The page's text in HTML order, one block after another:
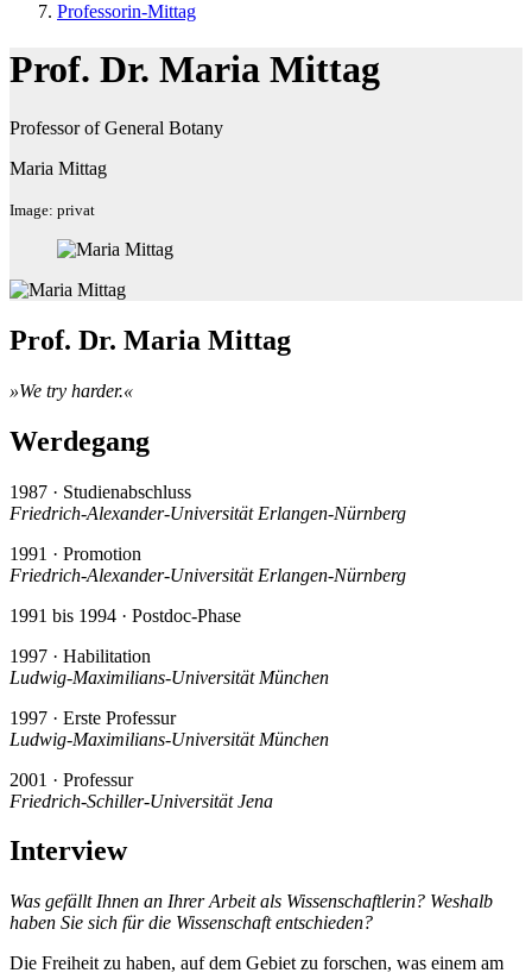
Professorin-Mittag
Prof. Dr. Maria Mittag
Professor of General Botany
Maria Mittag
Image: privat
Prof. Dr. Maria Mittag
»We try harder.«
Werdegang
1987 · Studienabschluss
Friedrich-Alexander-Universität Erlangen-Nürnberg
1991 · Promotion
Friedrich-Alexander-Universität Erlangen-Nürnberg
1991 bis 1994 · Postdoc-Phase
1997 · Habilitation
Ludwig-Maximilians-Universität München
1997 · Erste Professur
Ludwig-Maximilians-Universität München
2001 · Professur
Friedrich-Schiller-Universität Jena
Interview
Was gefällt Ihnen an Ihrer Arbeit als Wissenschaftlerin? Weshalb
haben Sie sich für die Wissenschaft entschieden?
Die Freiheit zu haben, auf dem Gebiet zu forschen, was einem am